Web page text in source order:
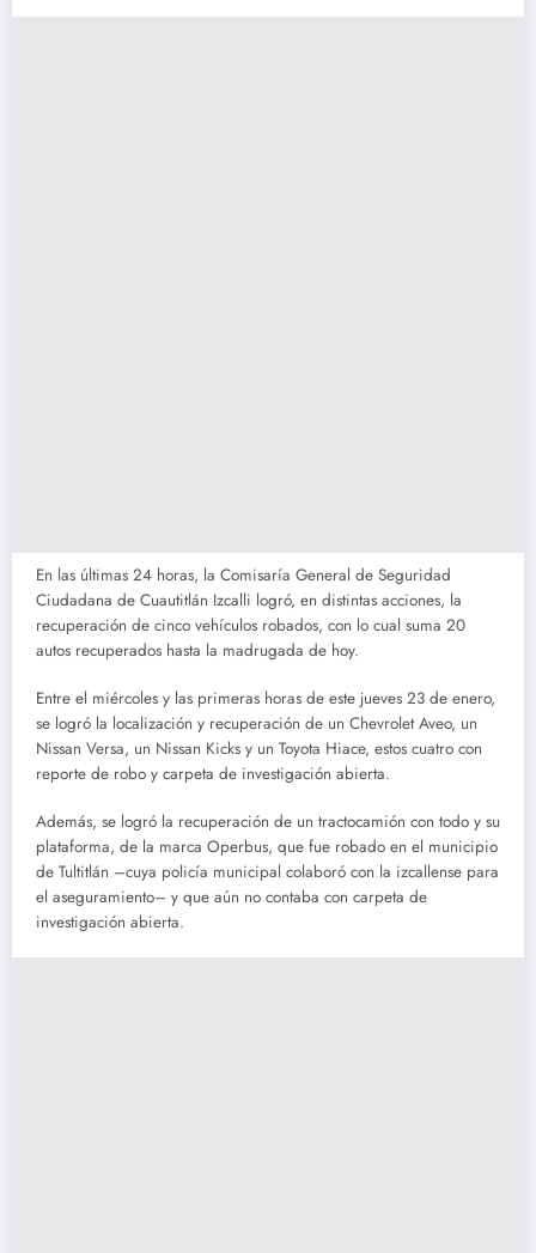
En las últimas 24 horas, la Comisaría General de Seguridad
Ciudadana de Cuautitlán Izcalli logró, en distintas acciones, la
recuperación de cinco vehículos robados, con lo cual suma 20
autos recuperados hasta la madrugada de hoy.
Entre el miércoles y las primeras horas de este jueves 23 de enero,
se logró la localización y recuperación de un Chevrolet Aveo, un
Nissan Versa, un Nissan Kicks y un Toyota Hiace, estos cuatro con
reporte de robo y carpeta de investigación abierta.
Además, se logró la recuperación de un tractocamión con todo y su
plataforma, de la marca Operbus, que fue robado en el municipio
de Tultitlán –cuya policía municipal colaboró con la izcallense para
el aseguramiento– y que aún no contaba con carpeta de
investigación abierta.